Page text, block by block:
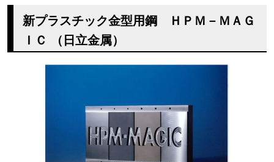
新プラスチック金型用鋼 ＨＰＭ－ＭＡＧ
ＩＣ （日立金属）